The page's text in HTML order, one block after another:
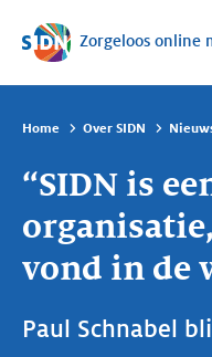
Sla navigatie over
Zorgeloos online
Home Over SIDN
“SIDN is
vond in de
Paul Schnabel